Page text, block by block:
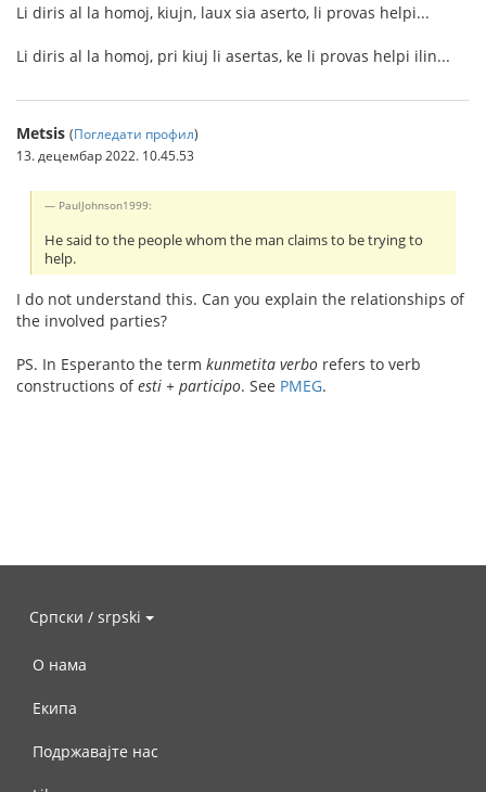
Li diris al la homoj, kiujn, laux sia aserto, li provas helpi...
Li diris al la homoj, pri kiuj li asertas, ke li provas helpi ilin...
Metsis (Погледати профил)
13. децембар 2022. 10.45.53
PaulJohnson1999:
He said to the people whom the man claims to be trying to
help.
I do not understand this. Can you explain the relationships of
the involved parties?
PS. In Esperanto the term kunmetita verbo refers to verb
constructions ofesti + participo. See PMEG.
Српски / srpski
О нама
Екипа
Подржавајте нас